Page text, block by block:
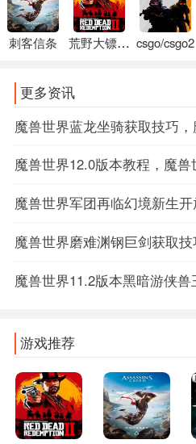
刺客信条 荒野大镖客2 csgo/csgo2
更多资讯
魔兽世界蓝龙坐骑获取技巧，魔
魔兽世界12.0版本教程，魔兽
魔兽世界军团再临幻境新生开放时间，魔
魔兽世界磨难渊钢巨剑获取技巧，魔
魔兽世界11.2版本黑暗游侠兽
游戏推荐